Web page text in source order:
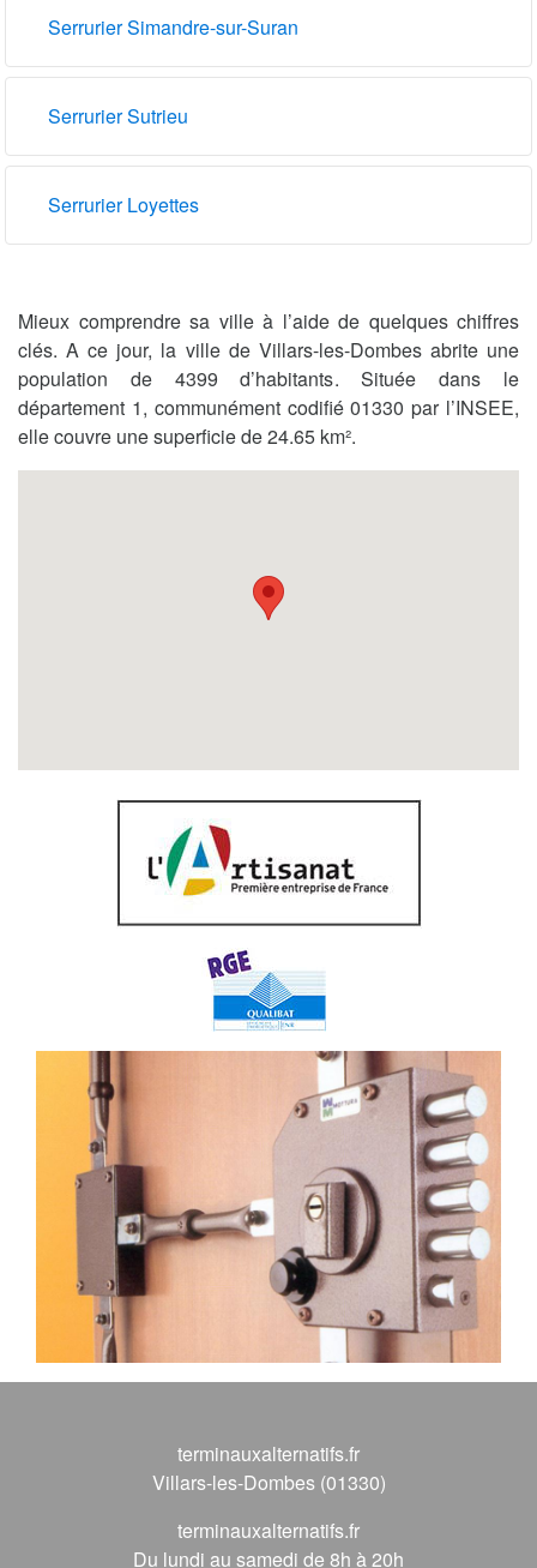
Serrurier Simandre-sur-Suran
Serrurier Sutrieu
Serrurier Loyettes
Mieux comprendre sa ville à l’aide de quelques chiffres
clés. A ce jour, la ville de Villars-les-Dombes abrite une
population de 4399 d’habitants. Située dans le
département 1, communément codifié 01330 par l’INSEE,
elle couvre une superficie de 24.65 km².
terminauxalternatifs.fr
Villars-les-Dombes (01330)
terminauxalternatifs.fr
Du lundi au samedi de 8h à 20h